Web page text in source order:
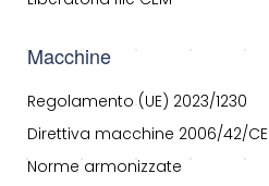
Macchine
Regolamento (UE) 2023/1230
Direttiva macchine 2006/42/CE
Norme armonizzate